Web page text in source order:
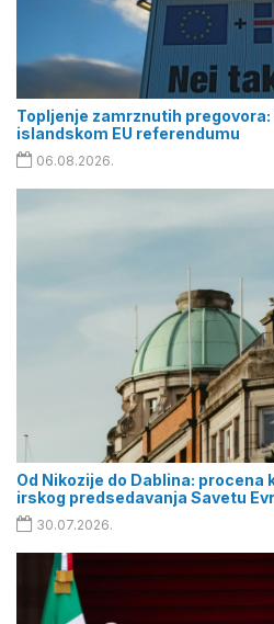
Topljenje zamrznutih
islandskom EU referendumu
06.08.2026.
Od Nikozije do Dablina: procena
irskog predsedavanja Savetu
30.07.2026.